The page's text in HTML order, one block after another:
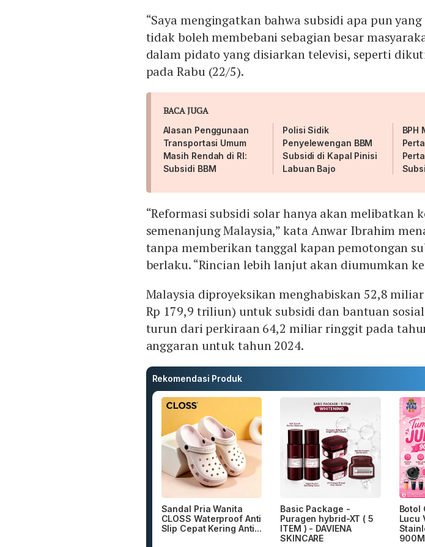
“Saya mengingatkan bahwa subsidi apa pun
tidak boleh membebani sebagian besar
dalam pidato yang disiarkan televisi, seperti
pada Rabu (22/5).
BACA JUGA
Alasan Penggunaan
Transportasi Umum
Masih Rendah di RI:
Subsidi BBM
Polisi Sidik
Penyelewengan BBM
Subsidi di Kapal Pinisi
Labuan Bajo
BPH
“Reformasi subsidi solar hanya akan melibatkan
semenanjung Malaysia,” kata Anwar Ibrahim
tanpa memberikan tanggal kapan pemotongan
berlaku. “Rincian lebih lanjut akan diumumkan
Malaysia diproyeksikan menghabiskan 52,8
Rp 179,9 triliun) untuk subsidi dan bantuan
turun dari perkiraan 64,2 miliar ringgit pada
anggaran untuk tahun 2024.
Rekomendasi Produk
Sandal Pria Wanita
CLOSS Waterproof Anti
Slip Cepat Kering Anti...
Basic Package -
Puragen hybrid-XT ( 5
ITEM ) - DAVIENA
SKINCARE
Botol
Lucu